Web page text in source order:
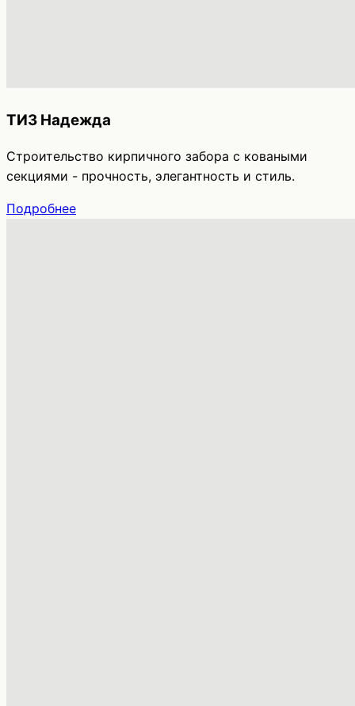
ТИЗ Надежда
Строительство кирпичного забора с коваными
секциями - прочность, элегантность и стиль.
Подробнее